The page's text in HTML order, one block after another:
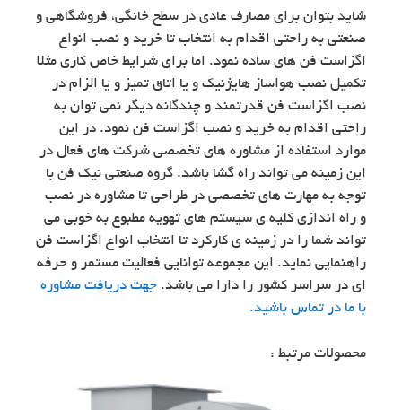
شاید بتوان برای مصارف عادی در سطح خانگی، فروشگاهی و
صنعتی به راحتی اقدام به انتخاب تا خرید و نصب انواع
اگزاست فن های ساده نمود. اما برای شرایط خاص کاری مثلا
تکمیل نصب هواساز هایژنیک و یا اتاق تمیز و یا الزام در
نصب اگزاست فن قدرتمند و چندگانه دیگر نمی توان به
راحتی اقدام به خرید و نصب اگزاست فن نمود. در این
موارد استفاده از مشاوره های تخصصی شرکت های فعال در
این زمینه می تواند راه گشا باشد. گروه صنعتی نیک فن با
توجه به مهارت های تخصصی در طراحی تا مشاوره در نصب
و راه اندازی کلیه ی سیستم های تهویه مطبوع به خوبی می
تواند شما را در زمینه ی کارکرد تا انتخاب انواع اگزاست فن
راهنمایی نماید. این مجموعه توانایی فعالیت مستمر و حرفه
ای در سراسر کشور را دارا می باشد. جهت دریافت مشاوره
با ما در تماس باشید.
محصولات مرتبط :